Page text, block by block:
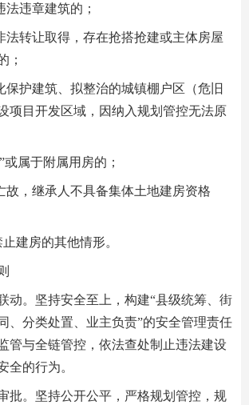
法违章建筑的；
法转让取得，存在抢搭抢建或主体房屋
；
保护建筑、拟整治的城镇棚户区（危旧
项目开发区域，因纳入规划管控无法原
或属于附属用房的；
故，继承人不具备集体土地建房资格
建房的其他情形。
动。坚持安全至上，构建“县级统筹、街
、分类处置、业主负责”的安全管理责任
管与全链管控，依法查处制止违法建设
全的行为。
批。坚持公开公平，严格规划管控，规